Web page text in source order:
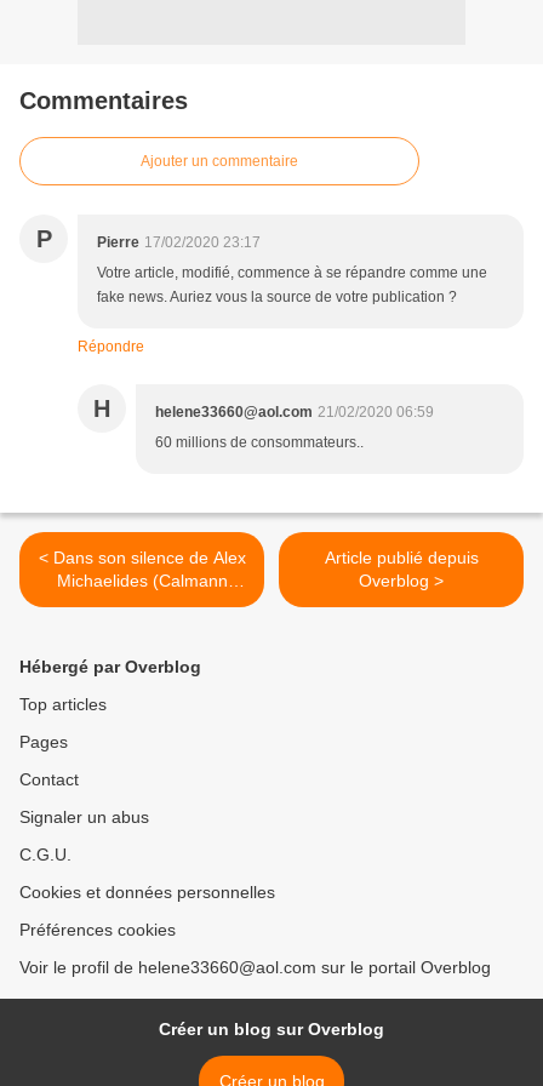
Commentaires
Ajouter un commentaire
P Pierre 17/02/2020 23:17
Votre article, modifié, commence à se répandre comme une
fake news. Auriez vous la source de votre publication ?
Répondre
H helene33660@aol.com 21/02/2020 06:59
60 millions de consommateurs..
< Dans son silence de Alex
Michaelides (Calmann
Lévy)
Article publié depuis
Overblog >
Hébergé par Overblog
Top articles
Pages
Contact
Signaler un abus
C.G.U.
Cookies et données personnelles
Préférences cookies
Voir le profil de helene33660@aol.com sur le portail Overblog
Créer un blog sur Overblog
Créer un blog